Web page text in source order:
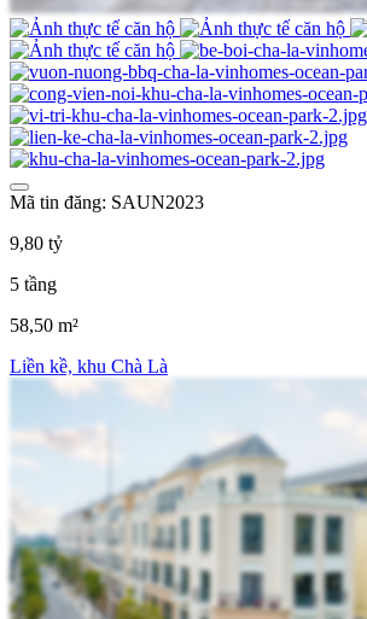
Mã tin đăng: SAUN2023
9,80 tỷ
5 tầng
58,50 m²
Liền kề, khu Chà Là